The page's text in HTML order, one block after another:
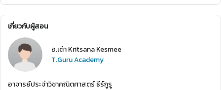
เกี่ยวกับผู้สอน
อ.เต๋า Kritsana Kesmee
T.Guru Academy
อาจารย์ประจำวิชาคณิตศาสตร์ ธีร์กูรู